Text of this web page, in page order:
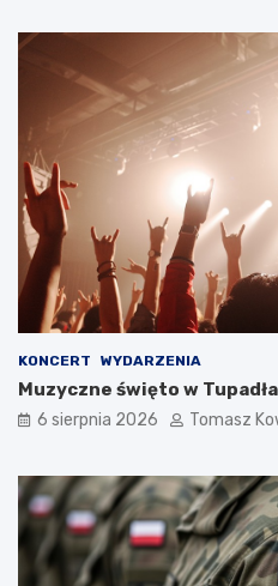
KONCERT WYDARZENIA
Muzyczne święto w
6 sierpnia 2026 Tomasz